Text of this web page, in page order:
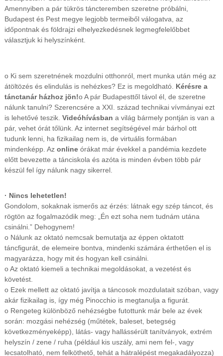
Amennyiben a pár tükrös táncteremben szeretne próbálni,
Budapest és Pest megye legjobb termeiből válogatva, az
időpontnak és földrajzi elhelyezkedésnek legmegfelelőbbet
választjuk ki helyszínként.
o Ki sem szeretnének mozdulni otthonról, mert munka után még az
átöltözés és elindulás is nehézkes? Ez is megoldható. Kérésre a
tánctanár házhoz jön!o A pár Budapesttől távol él, de szeretne
nálunk tanulni? Szerencsére a XXI. század technikai vívmányai ezt
is lehetővé teszik. Videóhívásban a világ bármely pontján is van a
pár, vehet órát tőlünk. Az internet segítségével már bárhol ott
tudunk lenni, ha fizikailag nem is, de virtuális formában
mindenképp. Az onlineórákat már évekkel a pandémia kezdete
előtt bevezette a tánciskola és azóta is minden évben több pár
készül fel így nálunk nagy sikerrel.
· Nincs lehetetlen!
Gondolom, sokaknak ismerős az érzés: látnak egy szép táncot, és
rögtön az fogalmazódik meg: „Én ezt soha nem tudnám utána
csinálni.” Dehogynem!
o Nálunk az oktató nemcsak bemutatja az éppen oktatott
táncfigurát, de elemeire bontva, mindenki számára érthetően el is
magyarázza, hogy mit és hogyan kell csinálni.
o Az oktató kiemeli a technikai megoldásokat, a vezetést és
követést.
o Ezek mellett az oktató javítja a táncosok mozdulatait szóban, vagy
akár fizikailag is, így még Pinocchio is megtanulja a figurát.
o Rengeteg különböző nehézségbe futottunk már bele az évek
során: mozgási nehézség (műtétek, baleset, betegség
következményeképp), látás- vagy hallássérült tanítványok, extrém
helyszín / zene / ruha (például kis uszály, ami nem fel-, vagy
lecsatolható, nem felköthető, tehát a hátralépést megakadályozza)